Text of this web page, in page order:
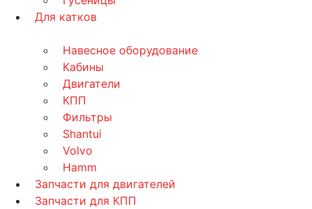
Для катков
Навесное оборудование
Кабины
Двигатели
КПП
Фильтры
Shantui
Volvo
Hamm
Запчасти для двигателей
Запчасти для КПП